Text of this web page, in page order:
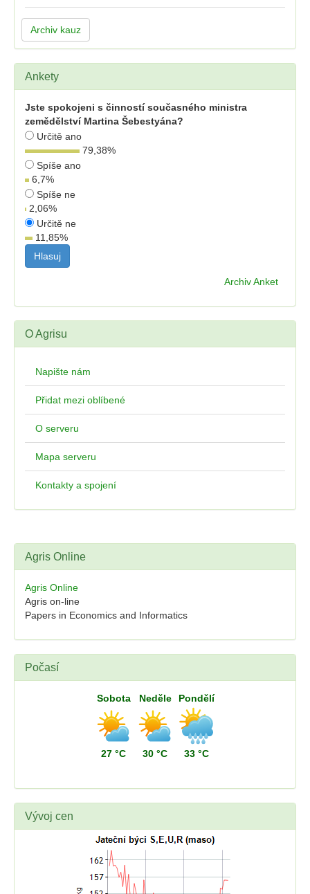
Archiv kauz
Ankety
Jste spokojeni s činností současného ministra
zemědělství Martina Šebestyána?
Určitě ano
79,38%
Spíše ano
6,7%
Spíše ne
2,06%
Určitě ne
11,85%
Archiv Anket
O Agrisu
Napište nám
Přidat mezi oblíbené
O serveru
Mapa serveru
Kontakty a spojení
Agris Online
Agris Online
Agris on-line
Papers in Economics and Informatics
Počasí
Sobota
27 °C
Neděle
30 °C
Pondělí
33 °C
Vývoj cen